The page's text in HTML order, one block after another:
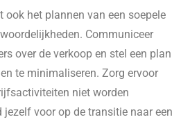
ook het plannen van een soepele
Communiceer
over de verkoop en stel een plan
te minimaliseren. Zorg ervoor
niet worden
jezelf voor op de transitie naar een